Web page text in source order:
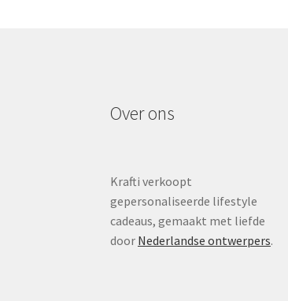
Over ons
Krafti verkoopt
gepersonaliseerde lifestyle
cadeaus, gemaakt met liefde
door Nederlandse ontwerpers.